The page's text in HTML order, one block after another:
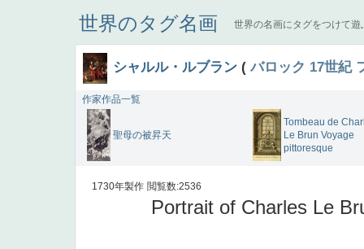
世界のタグ名画 世界の名画にタグをつけて遊
シャルル・ルブラン (バロック 17世紀
作家作品一覧
聖母の被昇天
Tombeau de
Le Brun Voyage
pittoresque
1730年製作 閲覧数:2536
Portrait of Charles Le